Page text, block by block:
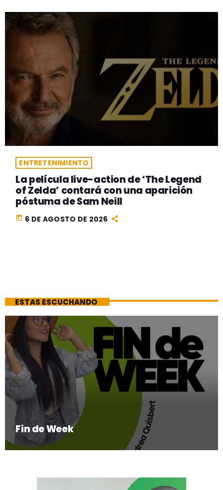
ENTRETENIMIENTO
La película live-action de ‘The Legend
of Zelda’ contará con una aparición
póstuma de Sam Neill
today 6 DE AGOSTO DE 2026
ESTAS ESCUCHANDO
Fin de Week